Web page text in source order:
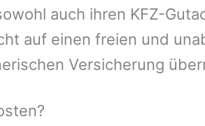
auch ihren KFZ-
auf einen freien und
Versicherung